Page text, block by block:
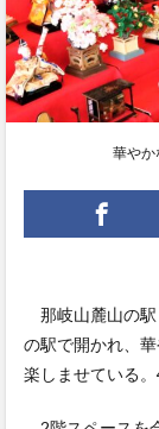
華やか
那岐山麓山の駅
の駅で開かれ、
楽しませている。